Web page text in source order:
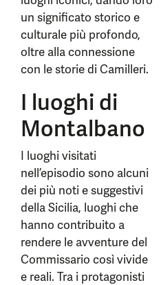
un significato storico e
culturale più profondo,
oltre alla connessione
con le storie di Camilleri.
I luoghi di
Montalbano
I luoghi visitati
nell’episodio sono alcuni
dei più noti e suggestivi
della Sicilia, luoghi che
hanno contribuito a
rendere le avventure del
Commissario così vivide
e reali. Tra i protagonisti